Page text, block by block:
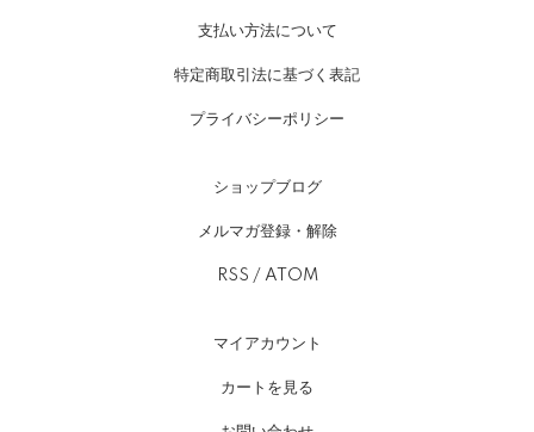
支払い方法について
特定商取引法に基づく表記
プライバシーポリシー
ショップブログ
メルマガ登録・解除
RSS / ATOM
マイアカウント
カートを見る